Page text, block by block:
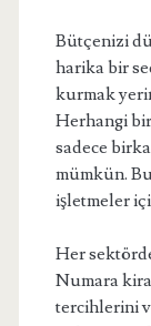
Bütçenizi
harika bir
kurmak
Herhangi
sadece
mümkün.
işletmeler
Her
Numara
tercihlerini